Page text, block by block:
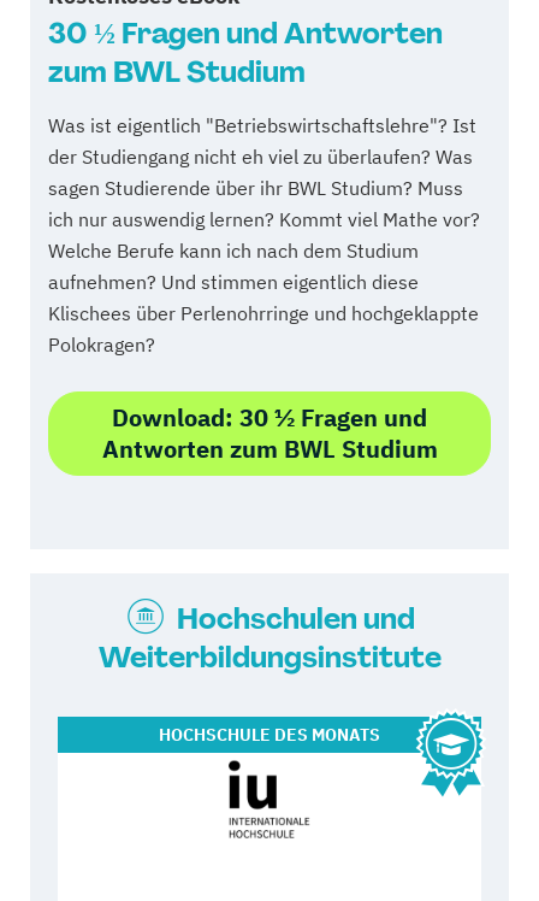
30 ½ Fragen und Antworten
zum BWL Studium
Was ist eigentlich "Betriebswirtschaftslehre"? Ist
der Studiengang nicht eh viel zu überlaufen? Was
sagen Studierende über ihr BWL Studium? Muss
ich nur auswendig lernen? Kommt viel Mathe vor?
Welche Berufe kann ich nach dem Studium
aufnehmen? Und stimmen eigentlich diese
Klischees über Perlenohrringe und hochgeklappte
Polokragen?
Download: 30 ½ Fragen und
Antworten zum BWL Studium
Hochschulen und
Weiterbildungsinstitute
HOCHSCHULE DES MONATS